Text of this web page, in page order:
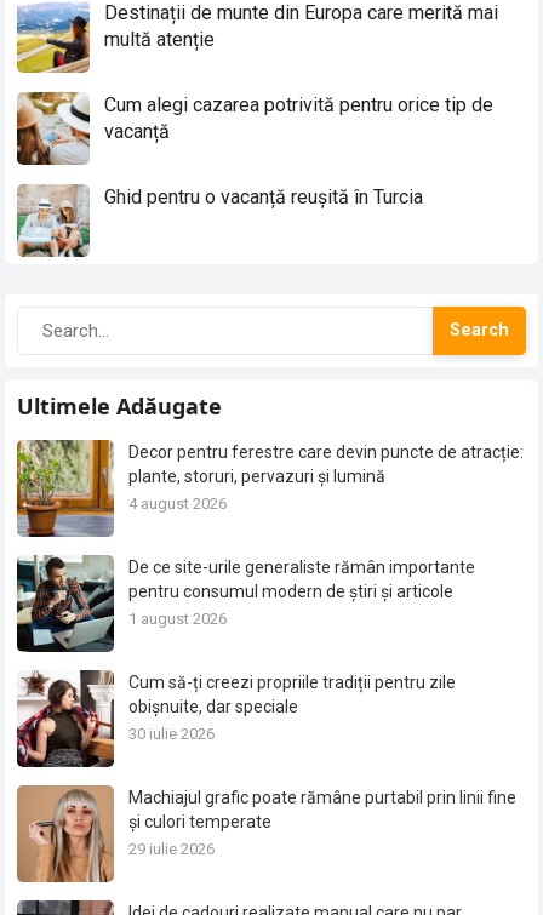
Destinații de munte din Europa care merită mai
multă atenție
Cum alegi cazarea potrivită pentru orice tip de
vacanță
Ghid pentru o vacanță reușită în Turcia
Search
Ultimele Adăugate
Decor pentru ferestre care devin puncte de atracție:
plante, storuri, pervazuri și lumină
4 august 2026
De ce site-urile generaliste rămân importante
pentru consumul modern de știri și articole
1 august 2026
Cum să-ți creezi propriile tradiții pentru zile
obișnuite, dar speciale
30 iulie 2026
Machiajul grafic poate rămâne purtabil prin linii fine
și culori temperate
29 iulie 2026